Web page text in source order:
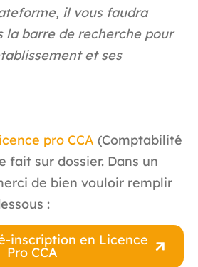
il vous faudra
la barre de recherche pour
et ses
pro CCA (Comptabilité
fait sur dossier. Dans un
de bien vouloir remplir
:
inscription en Licence
Pro CCA